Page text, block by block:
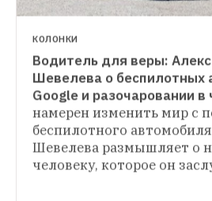
ОБЛАКО ЗНАНИЙ
КОЛОНКИ
Водитель для веры:
Шевелева о беспилотных
Google и разочаровании в
намерен изменить мир с
беспилотного
Шевелева размышляет о
человеку, которое он